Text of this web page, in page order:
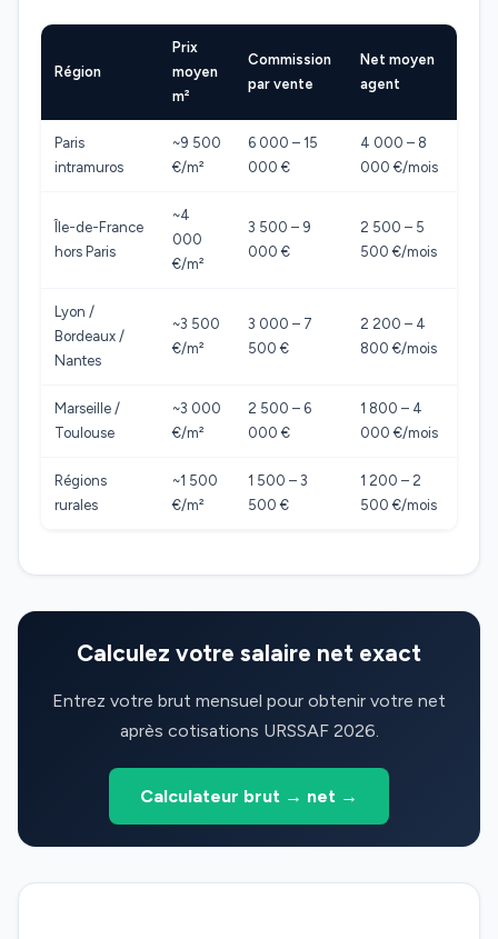
Région
Prix
moyen
m²
Commission
par vente
Net moyen
agent
Paris
intramuros
~9 500
€/m²
6 000 – 15
000 €
4 000 – 8
000 €/mois
Île-de-France
hors Paris
~4
000
€/m²
3 500 – 9
000 €
2 500 – 5
500 €/mois
Lyon /
Bordeaux /
Nantes
~3 500
€/m²
3 000 – 7
500 €
2 200 – 4
800 €/mois
Marseille /
Toulouse
~3 000
€/m²
2 500 – 6
000 €
1 800 – 4
000 €/mois
Régions
rurales
~1 500
€/m²
1 500 – 3
500 €
1 200 – 2
500 €/mois
Calculez votre salaire net exact
Entrez votre brut mensuel pour obtenir votre net
après cotisations URSSAF 2026.
Calculateur brut → net →